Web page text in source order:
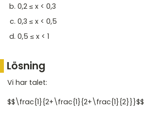
0,2 ≤ x < 0,3
0,3 ≤ x < 0,5
0,5 ≤ x < 1
Lösning
Vi har talet:
$$\frac{1}{2+\frac{1}{2+\frac{1}{2}}}$$
2023
2022 - maj
2022 - mars
2021